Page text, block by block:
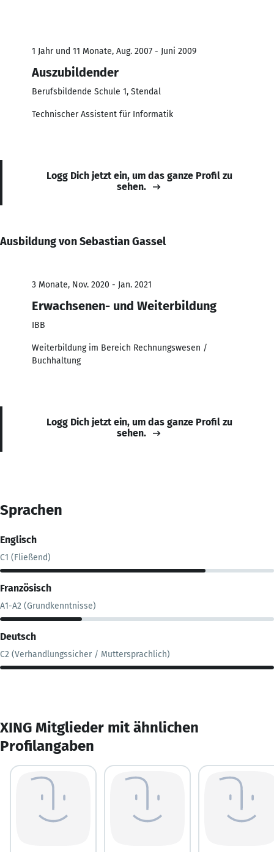
1 Jahr und 11 Monate, Aug. 2007 - Juni 2009
Auszubildender
Berufsbildende Schule 1, Stendal
Technischer Assistent für Informatik
Logg Dich jetzt ein, um das ganze Profil zu
sehen.
Ausbildung von Sebastian Gassel
3 Monate, Nov. 2020 - Jan. 2021
Erwachsenen- und Weiterbildung
IBB
Weiterbildung im Bereich Rechnungswesen /
Buchhaltung
Logg Dich jetzt ein, um das ganze Profil zu
sehen.
Sprachen
Englisch
C1 (Fließend)
Französisch
A1-A2 (Grundkenntnisse)
Deutsch
C2 (Verhandlungssicher / Muttersprachlich)
XING Mitglieder mit ähnlichen
Profilangaben